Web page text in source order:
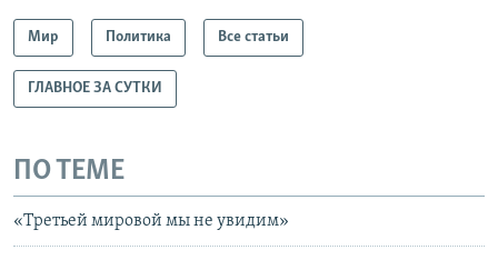
Мир Политика Все статьи
ГЛАВНОЕ ЗА СУТКИ
ПО ТЕМЕ
«Третьей мировой мы не увидим»